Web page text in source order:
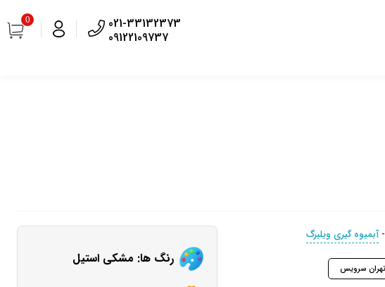
021-33132373
09122109737
0
-آبمیوه گیری ویلبرگ
رنگ ها: مشکی استیل